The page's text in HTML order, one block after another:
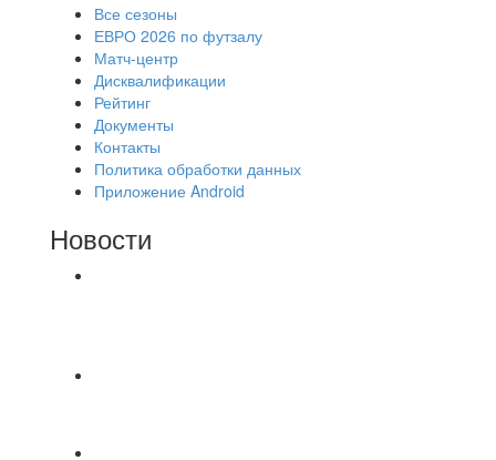
Все сезоны
ЕВРО 2026 по футзалу
Матч-центр
Дисквалификации
Рейтинг
Документы
Контакты
Политика обработки данных
Приложение Android
Новости